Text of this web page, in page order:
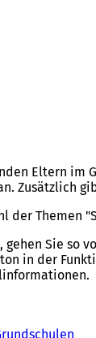
Eltern
Zusätzlich
der Themen
Sie so
in der